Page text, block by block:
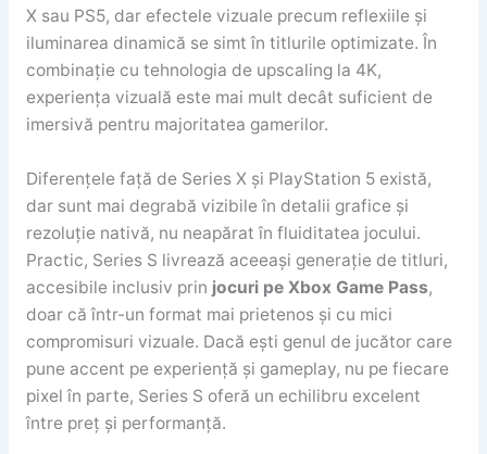
X sau PS5, dar efectele vizuale precum reflexiile și
iluminarea dinamică se simt în titlurile optimizate. În
combinație cu tehnologia de upscaling la 4K,
experiența vizuală este mai mult decât suficient de
imersivă pentru majoritatea gamerilor.
Diferențele față de Series X și PlayStation 5 există,
dar sunt mai degrabă vizibile în detalii grafice și
rezoluție nativă, nu neapărat în fluiditatea jocului.
Practic, Series S livrează aceeași generație de titluri,
accesibile inclusiv prin jocuri pe Xbox Game Pass,
doar că într-un format mai prietenos și cu mici
compromisuri vizuale. Dacă ești genul de jucător care
pune accent pe experiență și gameplay, nu pe fiecare
pixel în parte, Series S oferă un echilibru excelent
între preț și performanță.